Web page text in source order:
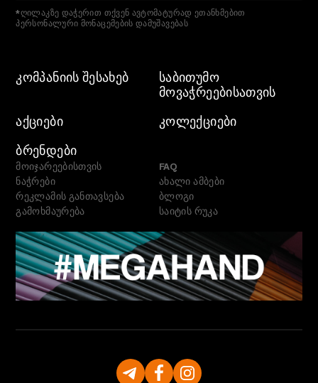
*ღილაკზე დაჭერით თქვენ ავტომატურად ეთანხმებით
პერსონალური მონაცემების დამუშავებას
ᲙᲝᲛᲞᲐᲜᲘᲘᲡ ᲨᲔᲡᲐᲮᲔᲑ
ᲡᲐᲑᲘᲗᲣᲛᲝ
ᲛᲝᲕᲐᲭᲠᲔᲔᲑᲘᲡᲐᲗᲕᲘᲡ
ᲐᲥᲪᲘᲔᲑᲘ
ᲙᲝᲚᲔᲥᲪᲘᲔᲑᲘ
ᲑᲠᲔᲜᲓᲔᲑᲘ
მოიჯარეებისთვის
ნაჭრები
რეკლამის განთავსება
გამოხმაურება
FAQ
ახალი ამბები
ბლოგი
საიტის რუკა